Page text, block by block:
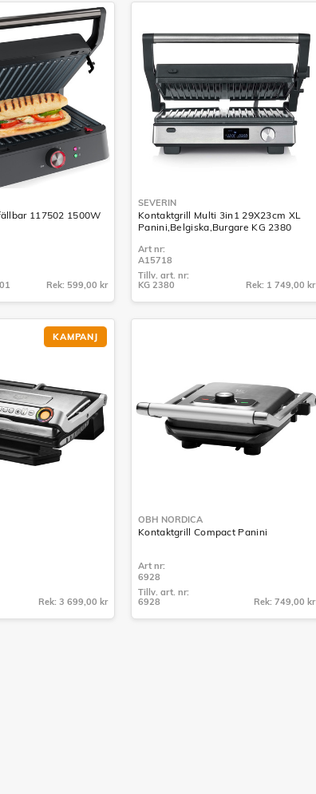
117502 1500W
Rek: 599,00 kr
SEVERIN
Kontaktgrill Multi 3in1 29X23cm XL
Panini,Belgiska,Burgare KG 2380
Art nr:
A15718
KG 2380
Tillv. art. nr:
KG 2380
Rek: 1 749,00 kr
KAMPANJ
Rek: 3 699,00 kr
OBH NORDICA
Kontaktgrill Compact Panini
Art nr:
6928
6928
Tillv. art. nr:
6928
Rek: 749,00 kr